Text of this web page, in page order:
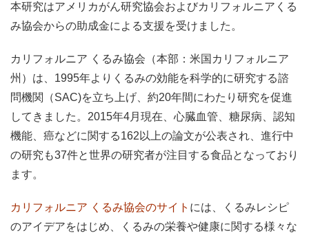
本研究はアメリカがん研究協会およびカリフォルニアくる
み協会からの助成金による支援を受けました。
カリフォルニア くるみ協会（本部：米国カリフォルニア
州）は、1995年よりくるみの効能を科学的に研究する諮
問機関（SAC)を立ち上げ、約20年間にわたり研究を促進
してきました。2015年4月現在、心臓血管、糖尿病、認知
機能、癌などに関する162以上の論文が公表され、進行中
の研究も37件と世界の研究者が注目する食品となっており
ます。
カリフォルニア くるみ協会のサイト には、くるみレシピ
のアイデアをはじめ、くるみの栄養や健康に関する様々な